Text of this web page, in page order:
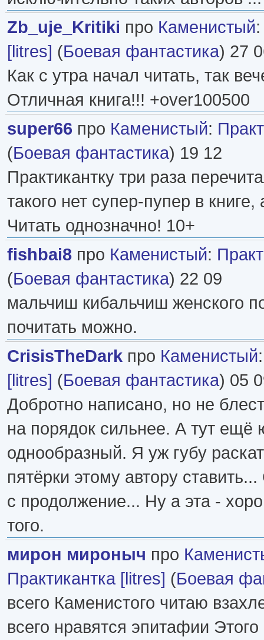
Zb_uje_Kritiki про Каменистый
[litres] (Боевая фантастика) 27
Как с утра начал читать, так
Отличная книга!!! +over100500
super66 про Каменистый:
(Боевая фантастика) 19 12
Практикантку три раза
такого нет супер-пупер в
Читать однозначно! 10+
fishbai8 про Каменистый:
(Боевая фантастика) 22 09
мальчиш кибальчиш женского
почитать можно.
CrisisTheDark про Каменистый
[litres] (Боевая фантастика) 05
Добротно написано, но не
на порядок сильнее. А тут ещё
однообразный. Я уж губу
пятёрки этому автору
с продолжение... Ну а эта -
того.
мирон мироныч про
Практикантка [litres] (Боевая
всего Каменистого читаю
всего нравятся эпитафии